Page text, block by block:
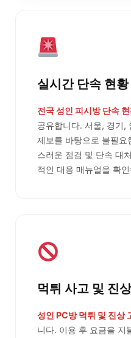
실시간 단속 현
전국 성인 피시방 단속
공유합니다. 서울, 경기,
제보를 바탕으로 불필
스러운 점검 및 단속 대
적인 대응 매뉴얼을 확
먹튀 사고 및 진
성인 PC방 먹튀 및 진상
니다. 이용 후 요금을 지